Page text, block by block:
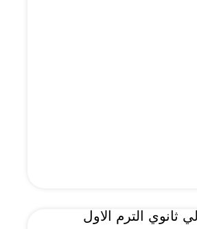
ثانوي الترم الاول